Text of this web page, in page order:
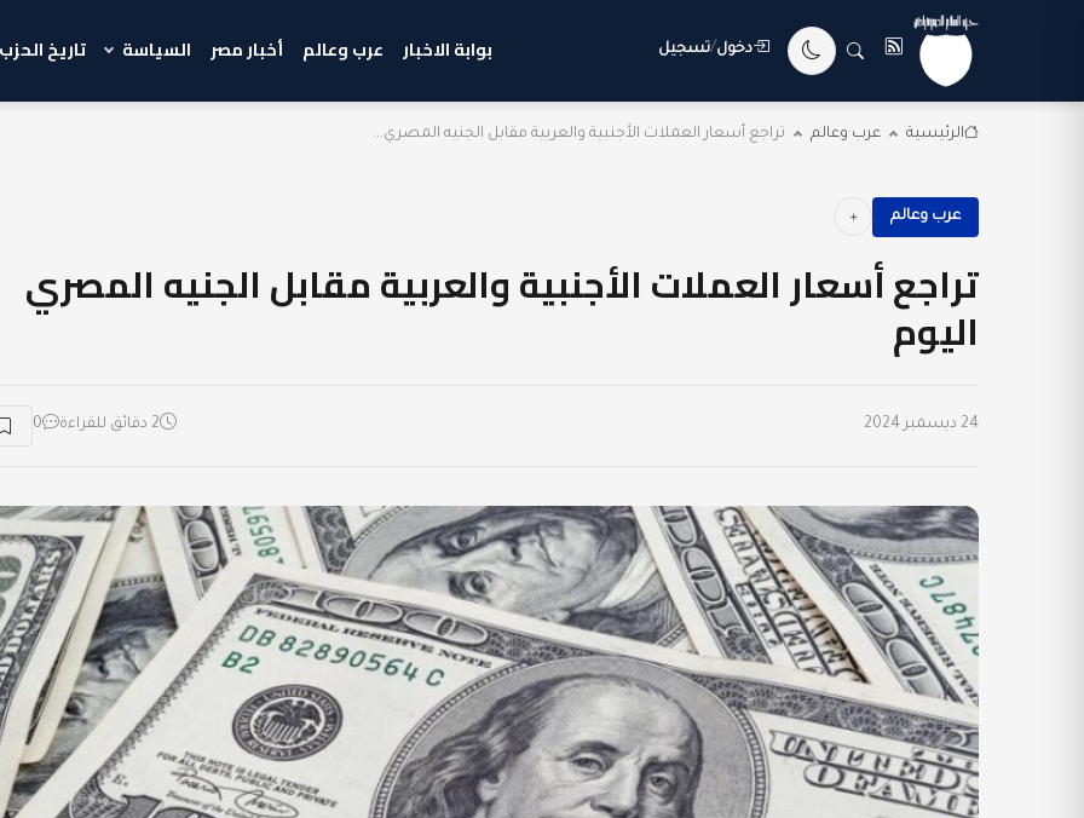
دخول/تسجيل بوابة الاخبار عرب وعالم أخبار مصر السياسة تاريخ الحزب
الرئيسية عرب وعالم تراجع أسعار العملات الأجنبية والعربية مقابل الجنيه المصري...
عرب وعالم
تراجع أسعار العملات الأجنبية والعربية مقابل الجنيه المصري
اليوم
24 ديسمبر 2024 2 دقائق للقراءة 0